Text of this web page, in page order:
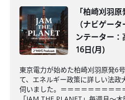
「柏崎刈羽
（ナビゲー
ンテーター
16日(月)
東京電力が始めた柏崎刈羽原発6
て、エネルギー政策に詳しい法政
伺いました。＝＝＝＝＝＝＝＝＝